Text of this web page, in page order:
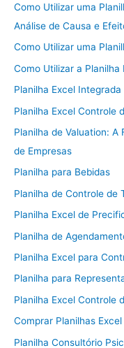
Como Utilizar uma
Análise de Causa e
Como Utilizar uma
Como Utilizar a Planilha
Planilha Excel
Planilha Excel Controle
Planilha de Valuation:
de Empresas
Planilha para Bebidas
Planilha de Controle de
Planilha Excel de
Planilha de
Planilha Excel para
Planilha para
Planilha Excel Controle
Comprar Planilhas
Planilha Consultório